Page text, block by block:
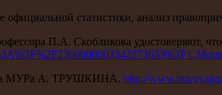
официальной статистики, анализ
П.А. Скобликова удостоверяют,
МУРа А. ТРУШКИНА. http://